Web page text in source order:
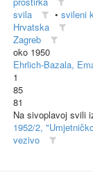
svila • svileni
Hrvatska
Zagreb
oko 1950
Ehrlich-Bazala,
1
85
81
Na sivoplavoj svili
1952/2,
vezivo